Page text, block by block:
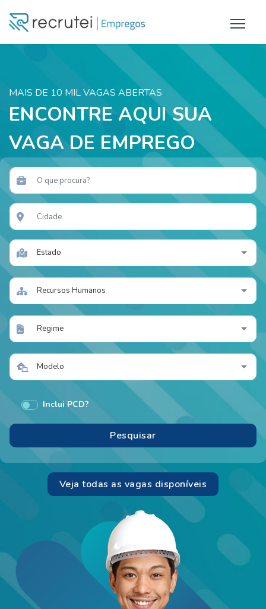
MAIS DE 10 MIL VAGAS ABERTAS
ENCONTRE AQUI SUA
VAGA DE EMPREGO
Estado
Recursos Humanos
Regime
Modelo
Inclui PCD?
Veja todas as vagas disponíveis